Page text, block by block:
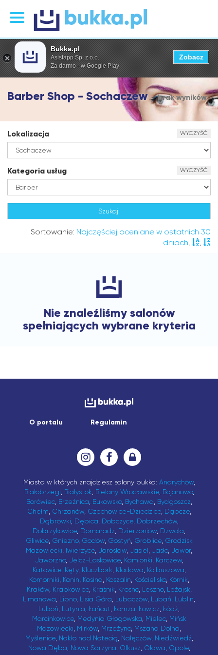
Barber Shop - Sochaczew brak wyników
Lokalizacja WYCZYŚĆ
Kategoria usług WYCZYŚĆ
Sortowanie: Najczęściej oceniane w ostatnich 30
dniach, ,
Nie znaleźliśmy salonów
spełniających wybrane kryteria
O portalu Regulamin
Miasta w których znajdziesz salony bukka: Andrychów,
Białobrzegi, Białystok, Bielany Wrocławskie, Bojanowo,
Borówiec, Brzeźnica, Bukowsko, Bychawa, Bydgoszcz,
Chełm, Chrzanów, Czechowice-Dziedzice, Dąbcze,
Dąbrówki, Dębica, Dobczyce, Dobrzechów,
Dobrzykowice, Domaradz, Dzierżoniów, Dzwola,
Gliwice, Gniezno, Godów, Gostyń, Groblice, Grodzisk
Mazowiecki, Iwierzyce, Jarosław, Jasiel, Jasło, Jawor,
Jaworzno, Jelcz-Laskowice, Kamionki, Karczew,
Katowice, Kęty, Kluczbork, Kłodawa, Kolbuszowa,
Komorniki, Konin, Kosina, Koszalin, Kościelisko, Kórnik,
Kraków, Krapkowice, Kraśnik, Krosno, Leszno, Leżajsk,
Limanowa, Lipno, Lisia Góra, Lubaczów, Lubań, Lublin,
Luboń, Lutynia, Łańcut, Łomża, Łowicz, Łódź,
Marcinkowice, Medynia Głogowska, Mielec, Mińsk
Mazowiecki, Mirków, Mrzeżyno, Mszana Dolna,
Myślenice, Nakło nad Notecią, Nałęczów, Niedźwiedź,
Nowa Dęba, Nowa Sarzyna, Olkusz, Oława, Opole,
Bukka.pl
Asistapp Sp. z o.o.
Za darmo - w Google Play
Zobacz